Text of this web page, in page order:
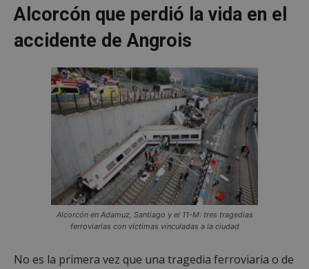
Alcorcón que perdió la vida en el
accidente de Angrois
Alcorcón en Adamuz, Santiago y el 11-M: tres tragedias
ferroviarias con víctimas vinculadas a la ciudad
No es la primera vez que una tragedia ferroviaria o de